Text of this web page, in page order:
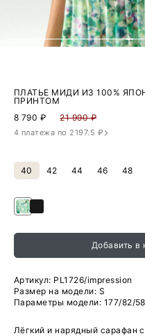
ПЛАТЬЕ МИДИ ИЗ 100%
ПРИНТОМ
8 790 ₽ 21 990 ₽
4 платежа по 2197.5 ₽
40 42 44 46 48
Добавить в
Артикул: PL1726/impression
Размер на модели: S
Параметры модели: 177/82/
Лёгкий и нарядный сарафан